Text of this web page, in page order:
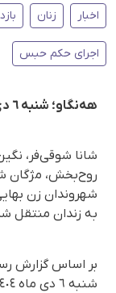
اخبار زنان
اجرای حکم حبس
هه‌نگاو؛ شنبه ٦ دی ١٤٠٤
شانا شوقی‌فر،
روح‌بخش، مژگان
شهروندان زن
به زندان منتقل
بر اساس گزارش